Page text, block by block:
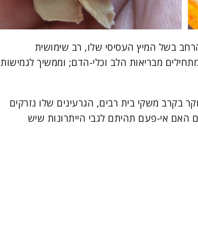
בשל המיץ העסיסי שלו, רב שימושית
מבריאות הלב וכלי-הדם; וממשיך לגמישות
בקרב משקי בית רבים, הגרעינים שלו נזרקים
האם אי-פעם תהיתם לגבי הייתרונות שיש